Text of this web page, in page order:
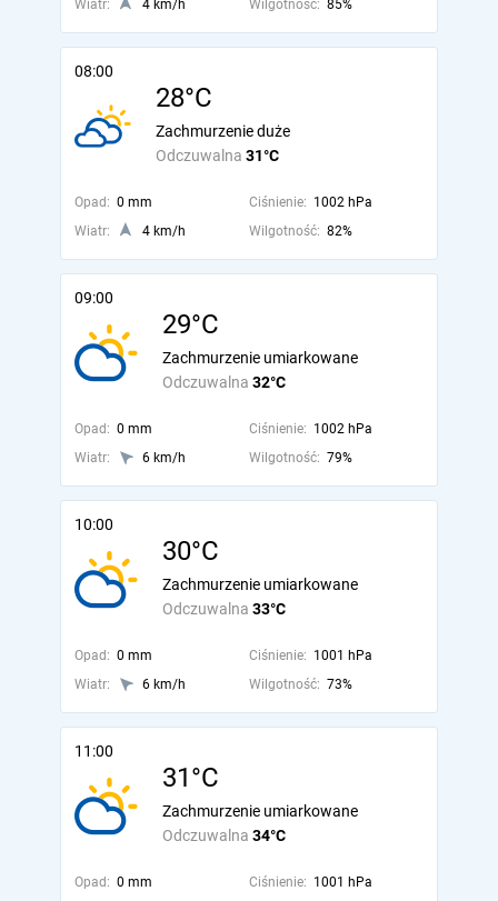
Wiatr: 4 km/h Wilgotność: 85%
08:00
28°C
Odczuwalna 31°C
Zachmurzenie duże
Opad: 0 mm Ciśnienie: 1002 hPa
Wiatr:
4 km/h Wilgotność: 82%
09:00
29°C
Odczuwalna 32°C
Zachmurzenie umiarkowane
Opad: 0 mm Ciśnienie: 1002 hPa
Wiatr:
6 km/h Wilgotność: 79%
10:00
30°C
Odczuwalna 33°C
Zachmurzenie umiarkowane
Opad: 0 mm Ciśnienie: 1001 hPa
Wiatr:
6 km/h Wilgotność: 73%
11:00
31°C
Odczuwalna 34°C
Zachmurzenie umiarkowane
Opad: 0 mm Ciśnienie: 1001 hPa